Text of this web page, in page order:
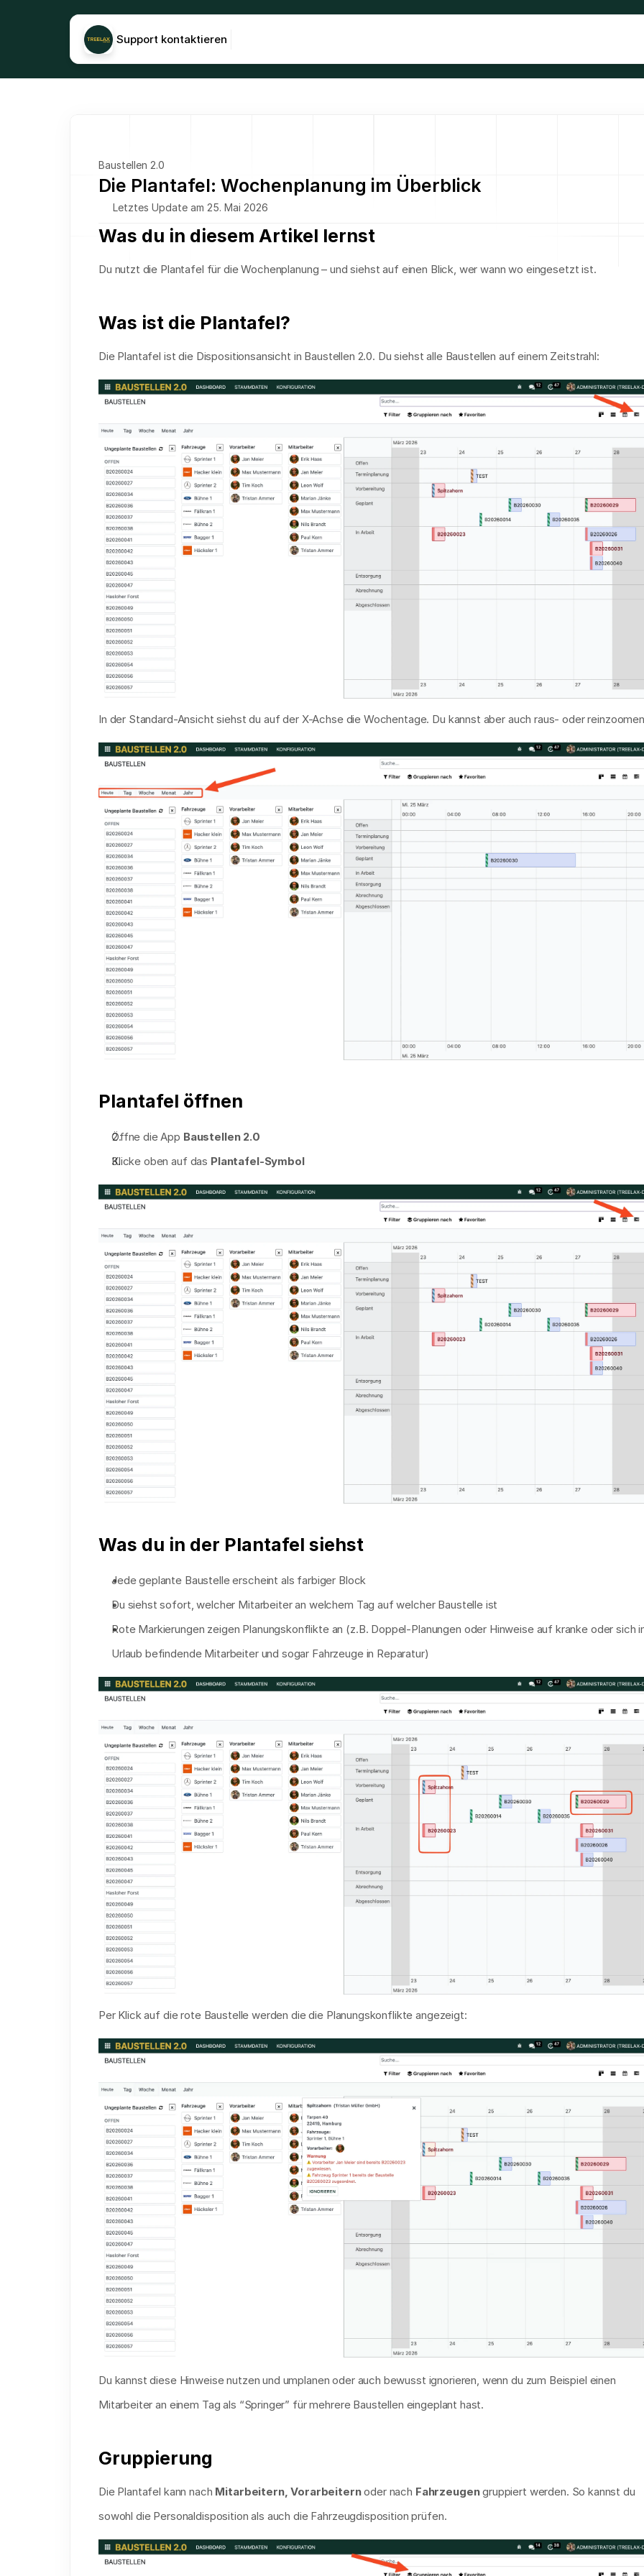
Support kontaktieren
Baustellen 2.0
Die Plantafel: Wochenplanung im Überblick
Letztes Update am 25. Mai 2026
Was du in diesem Artikel lernst
Du nutzt die Plantafel für die Wochenplanung – und siehst auf einen Blick, wer wann wo eingesetzt ist.
Was ist die Plantafel?
Die Plantafel ist die Dispositionsansicht in Baustellen 2.0. Du siehst alle Baustellen auf einem Zeitstrahl:
In der Standard-Ansicht siehst du auf der X-Achse die Wochentage. Du kannst aber auch raus- oder
Plantafel öffnen
Öffne die App Baustellen 2.0
Klicke oben auf das Plantafel-Symbol
Was du in der Plantafel siehst
Jede geplante Baustelle erscheint als farbiger Block
Du siehst sofort, welcher Mitarbeiter an welchem Tag auf welcher Baustelle ist
Rote Markierungen zeigen Planungskonflikte an (z.B. Doppel-Planungen oder Hinweise auf kranke oder sich
Urlaub befindende Mitarbeiter und sogar Fahrzeuge in Reparatur)
Per Klick auf die rote Baustelle werden die die Planungskonflikte angezeigt:
Du kannst diese Hinweise nutzen und umplanen oder auch bewusst ignorieren, wenn du zum Beispiel einen
Mitarbeiter an einem Tag als “Springer” für mehrere Baustellen eingeplant hast.
Gruppierung
Die Plantafel kann nach Mitarbeitern, Vorarbeitern oder nach Fahrzeugen gruppiert werden. So kannst du
sowohl die Personaldisposition als auch die Fahrzeugdisposition prüfen.